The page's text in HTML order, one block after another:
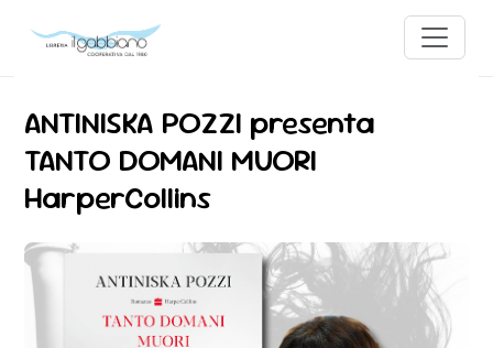
ANTINISKA POZZI presenta
TANTO DOMANI MUORI
HarperCollins